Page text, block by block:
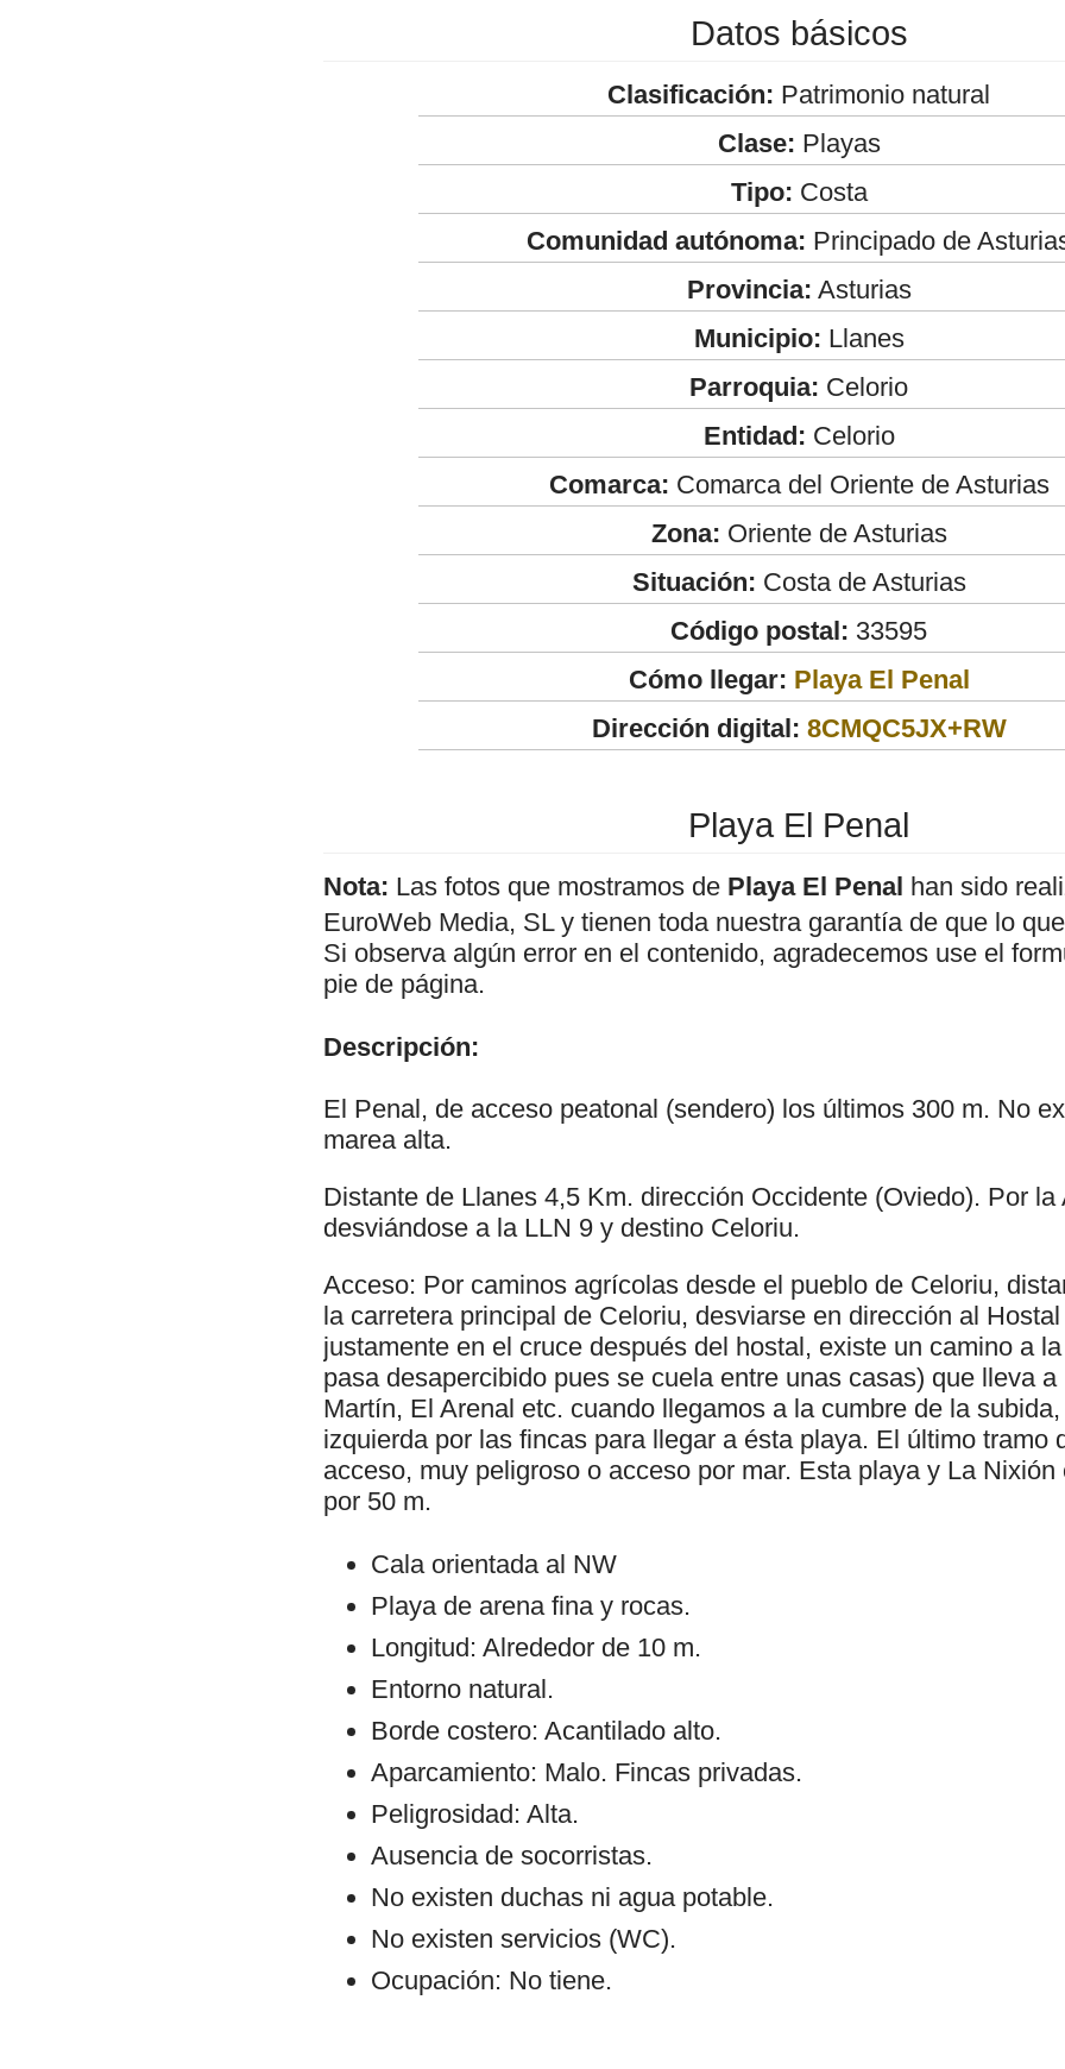
Datos básicos
Clasificación: Patrimonio natural
Clase: Playas
Tipo: Costa
Comunidad autónoma: Principado de
Provincia: Asturias
Municipio: Llanes
Parroquia: Celorio
Entidad: Celorio
Comarca: Comarca del Oriente de Asturias
Zona: Oriente de Asturias
Situación: Costa de Asturias
Código postal: 33595
Cómo llegar: Playa El Penal
Dirección digital: 8CMQC5JX+RW
Playa El Penal
Nota: Las fotos que mostramos de Playa El Penal han sido
EuroWeb Media, SL y tienen toda nuestra garantía de que lo
Si observa algún error en el contenido, agradecemos use el
pie de página.
Descripción:
El Penal, de acceso peatonal (sendero) los últimos 300 m. No
marea alta.
Distante de Llanes 4,5 Km. dirección Occidente (Oviedo). Por la
desviándose a la LLN 9 y destino Celoriu.
Acceso: Por caminos agrícolas desde el pueblo de Celoriu,
la carretera principal de Celoriu, desviarse en dirección al
justamente en el cruce después del hostal, existe un camino a
pasa desapercibido pues se cuela entre unas casas) que lleva
Martín, El Arenal etc. cuando llegamos a la cumbre de la
izquierda por las fincas para llegar a ésta playa. El último tramo
acceso, muy peligroso o acceso por mar. Esta playa y La
por 50 m.
Cala orientada al NW
Playa de arena fina y rocas.
Longitud: Alrededor de 10 m.
Entorno natural.
Borde costero: Acantilado alto.
Aparcamiento: Malo. Fincas privadas.
Peligrosidad: Alta.
Ausencia de socorristas.
No existen duchas ni agua potable.
No existen servicios (WC).
Ocupación: No tiene.